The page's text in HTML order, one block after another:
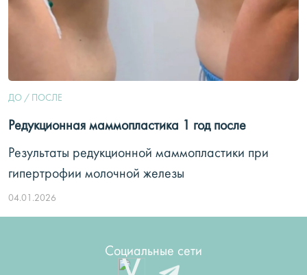
ДО / ПОСЛЕ
Редукционная маммопластика 1 год после
Результаты редукционной маммопластики при
гипертрофии молочной железы
04.01.2026
Социальные сети